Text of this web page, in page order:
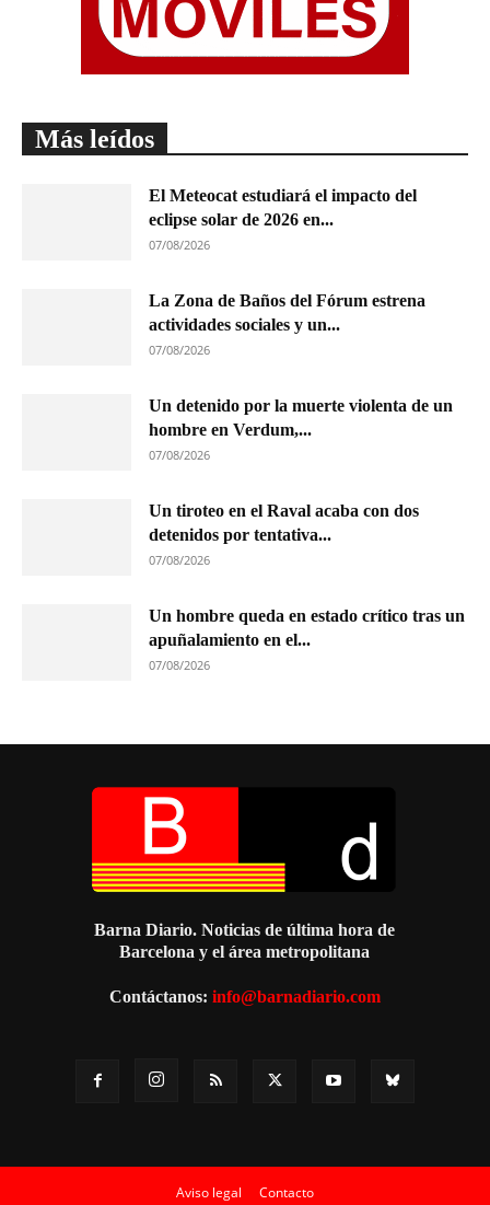
Más leídos
El Meteocat estudiará el impacto del
eclipse solar de 2026 en...
07/08/2026
La Zona de Baños del Fórum estrena
actividades sociales y un...
07/08/2026
Un detenido por la muerte violenta de un
hombre en Verdum,...
07/08/2026
Un tiroteo en el Raval acaba con dos
detenidos por tentativa...
07/08/2026
Un hombre queda en estado crítico tras un
apuñalamiento en el...
07/08/2026
Barna Diario. Noticias de última hora de
Barcelona y el área metropolitana
Contáctanos: info@barnadiario.com
Aviso legal Contacto